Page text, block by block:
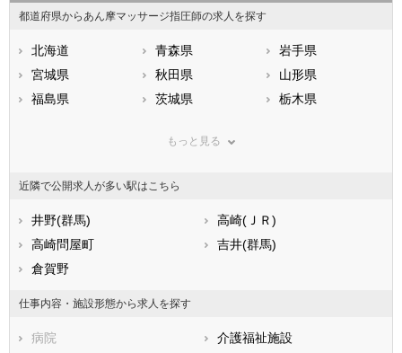
都道府県からあん摩マッサージ指圧師の求人を探す
北海道 青森県
岩手県
宮城県
秋田県
山形県
福島県
茨城県
栃木県
神奈川県
石川県
福井県
静岡県
滋賀県
兵庫県
香川県
高知県
もっと見る
近隣で公開求人が多い駅はこちら
井野(群馬)
高崎(ＪＲ)
高崎問屋町
吉井(群馬)
倉賀野
仕事内容・施設形態から求人を探す
病院
介護福祉施設